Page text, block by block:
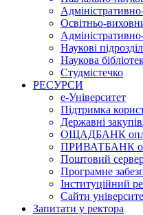
Освітньо-
Наукові
Наукова
Студмістечко
РЕСУРСИ
е-Університет
Підтримка
Державні
ОЩАДБАНК
ПРИВАТБАНК
Поштовий
Програмне
Інституційний
Сайти
Запитати у ректора